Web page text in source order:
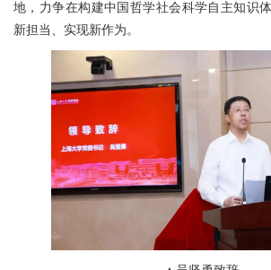
地，力争在构建中国哲学社会科学自主知识
新担当、实现新作为。